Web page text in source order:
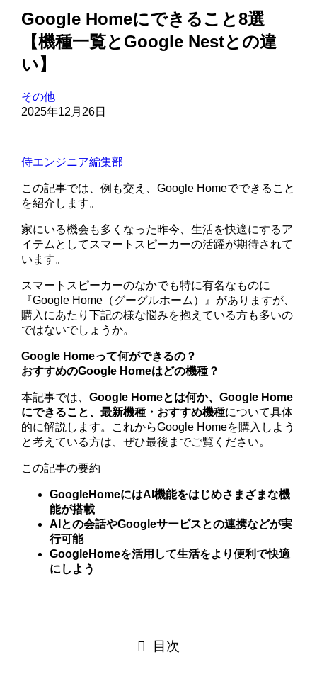
Google Homeにできること8選
【機種一覧とGoogle Nestとの違
い】
その他
2025年12月26日
侍エンジニア編集部
この記事では、例も交え、Google Homeでできること
を紹介します。
家にいる機会も多くなった昨今、生活を快適にするア
イテムとしてスマートスピーカーの活躍が期待されて
います。
スマートスピーカーのなかでも特に有名なものに
『Google Home（グーグルホーム）』がありますが、
購入にあたり下記の様な悩みを抱えている方も多いの
ではないでしょうか。
Google Homeって何ができるの？
おすすめのGoogle Homeはどの機種？
本記事では、Google Homeとは何か、Google Home
にできること、最新機種・おすすめ機種について具体
的に解説します。これからGoogle Homeを購入しよう
と考えている方は、ぜひ最後までご覧ください。
この記事の要約
GoogleHomeにはAI機能をはじめさまざまな機
能が搭載
AIとの会話やGoogleサービスとの連携などが実
行可能
GoogleHomeを活用して生活をより便利で快適
にしよう
目次